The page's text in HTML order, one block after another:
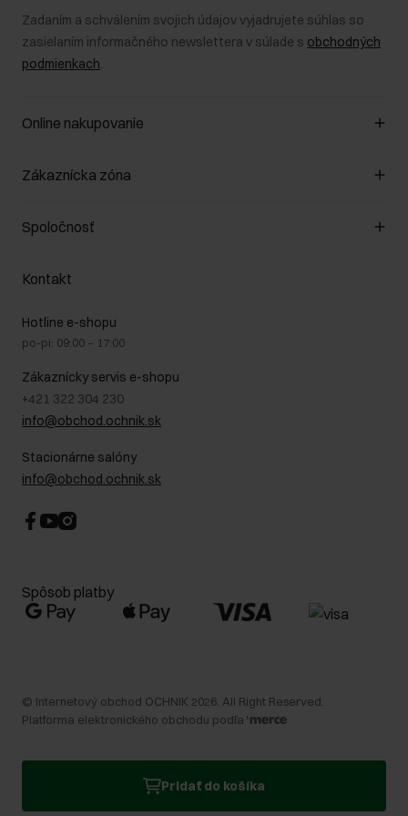
Pridať do košíka
Zadaním a schválením svojich údajov vyjadrujete súhlas so
zasielaním informačného newslettera v súlade s obchodných
podmienkach.
Online nakupovanie
Spravovať súbory cookie
Spôsob platby
Vrátenie
Zákaznícka zóna
Zákazníky klub
Pravidlá propagácie
Starostlivosť o kožu
Bezpečné nakupovanie
Blog
Najčastejšie kladené otázky (FAQ)
Spoločnosť
O nás
GDPR - Zásady ochrany osobných údajov
Právne informácie
Kontakt
Hotline e-shopu
po-pi: 09:00 – 17:00
Zákaznícky servis e-shopu
+421 322 304 230
info@obchod.ochnik.sk
Stacionárne salóny
info@obchod.ochnik.sk
Spôsob platby
© Internetový obchod OCHNIK 2026 . All Right Reserved.
Platforma elektronického obchodu podľa